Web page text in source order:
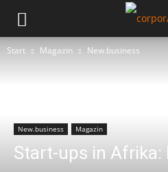
Start Magazin New.business
New.business Magazin
Start-ups in Afrika: